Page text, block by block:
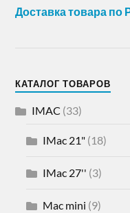
Доставка товара по
КАТАЛОГ ТОВАРОВ
IMAC (33)
IMac 21" (18)
IMac 27'' (3)
Mac mini (9)